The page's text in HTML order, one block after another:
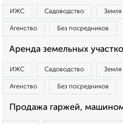
ИЖС Садоводство
Агенство Без посредников
Аренда земельных
ИЖС Садоводство
Агенство Без посредников
Продажа гаржей,